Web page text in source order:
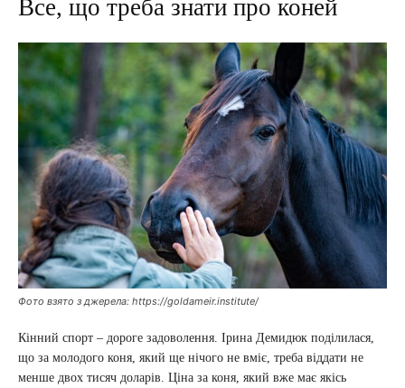
Все, що треба знати про коней
Фото взято з джерела: https://goldameir.institute/
Кінний спорт – дороге задоволення. Ірина Демидюк поділилася,
що за молодого коня, який ще нічого не вміє, треба віддати не
менше двох тисяч доларів. Ціна за коня, який вже має якісь